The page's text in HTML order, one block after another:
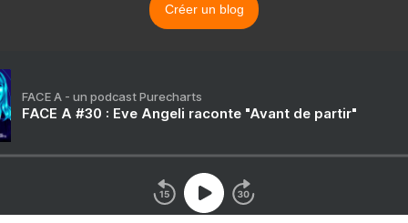
Créer un blog
FACE A - un podcast Purecharts
FACE A #30 : Eve Angeli raconte "Avant de partir"